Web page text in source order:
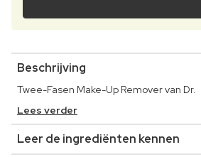
Beschrijving
Twee-Fasen Make-Up Remover van Dr.
Lees verder
Leer de ingrediënten kennen